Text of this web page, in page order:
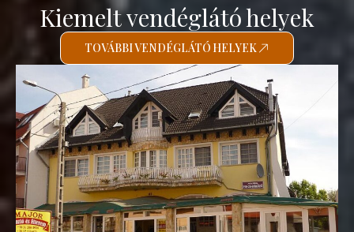
Kiemelt vendéglátó helyek
TOVÁBBI VENDÉGLÁTÓ HELYEK